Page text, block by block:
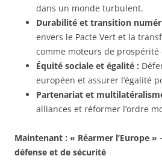
dans un monde turbulent.
Durabilité et transition
envers le Pacte Vert et la
comme moteurs de
Équité sociale et égalité :
européen et assurer l’égalité
Partenariat et
alliances et réformer l’ordre
Maintenant : « Réarmer l’Europe »
défense et de sécurité